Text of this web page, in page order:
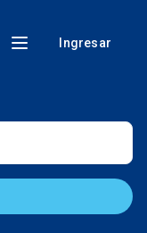
Ingresar